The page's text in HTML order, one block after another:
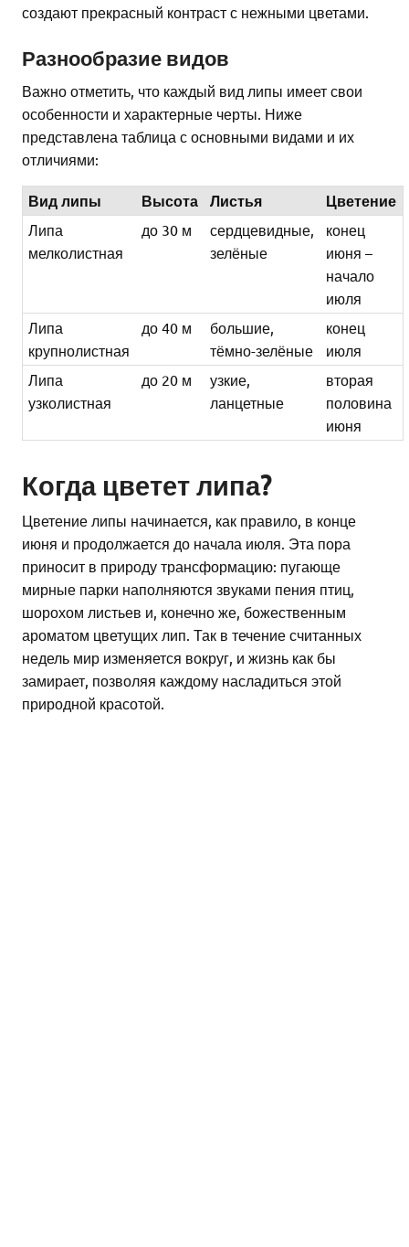
создают прекрасный контраст с нежными цветами.
Разнообразие видов
Важно отметить, что каждый вид липы имеет свои
особенности и характерные черты. Ниже
представлена таблица с основными видами и их
отличиями:
Вид липы Высота Листья Цветение
Липа
мелколистная
до 30 м
сердцевидные,
зелёные
конец
июня –
начало
июля
Липа
крупнолистная
до 40 м
большие,
тёмно-зелёные
конец
июля
Липа
узколистная
до 20 м
узкие,
ланцетные
вторая
половина
июня
Когда цветет липа?
Цветение липы начинается, как правило, в конце
июня и продолжается до начала июля. Эта пора
приносит в природу трансформацию: пугающе
мирные парки наполняются звуками пения птиц,
шорохом листьев и, конечно же, божественным
ароматом цветущих лип. Так в течение считанных
недель мир изменяется вокруг, и жизнь как бы
замирает, позволяя каждому насладиться этой
природной красотой.